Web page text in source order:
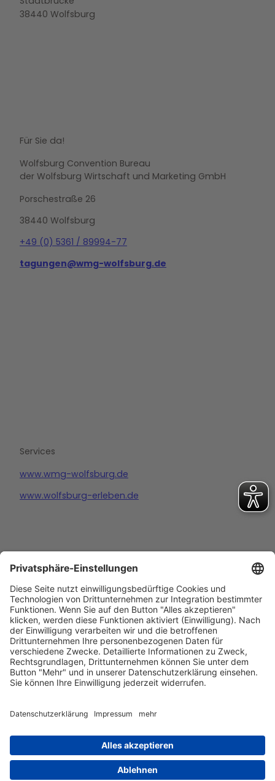
38440 Wolfsburg
Für Sie da!
Wolfsburg Convention Bureau
der Wolfsburg Wirtschaft und Marketing GmbH
Porschestraße 26
38440 Wolfsburg
+49 (0) 5361 / 89994-77
tagungen@wmg-wolfsburg.de
Services
www.wmg-wolfsburg.de
www.wolfsburg-erleben.de
Datenschutz
AGB